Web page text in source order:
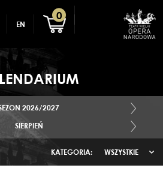
EN
0
2026/2027
SIERPIEŃ
KATEGORIA: WSZYSTKIE